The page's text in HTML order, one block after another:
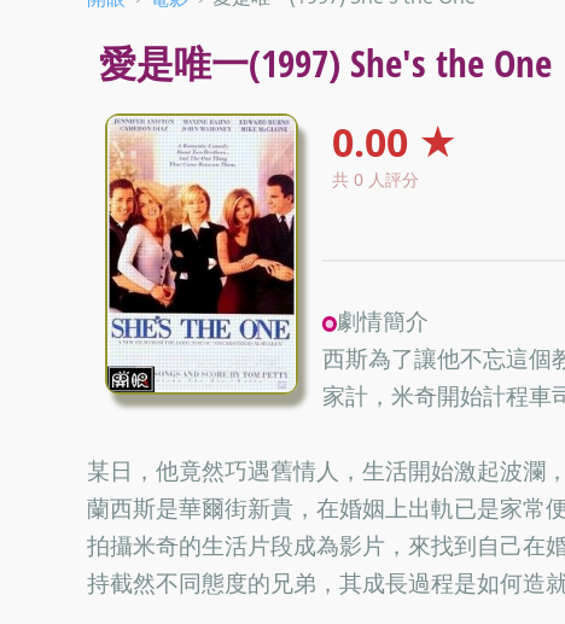
愛是唯一(1997) She's the One
0.00 ★
共 0 人評分
劇情簡介
西斯為了讓他不忘這個
家計，米奇開始計程車
某日，他竟然巧遇舊情人，生活開始激起波瀾
蘭西斯是華爾街新貴，在婚姻上出軌已是家常
拍攝米奇的生活片段成為影片，來找到自己在
持截然不同態度的兄弟，其成長過程是如何造